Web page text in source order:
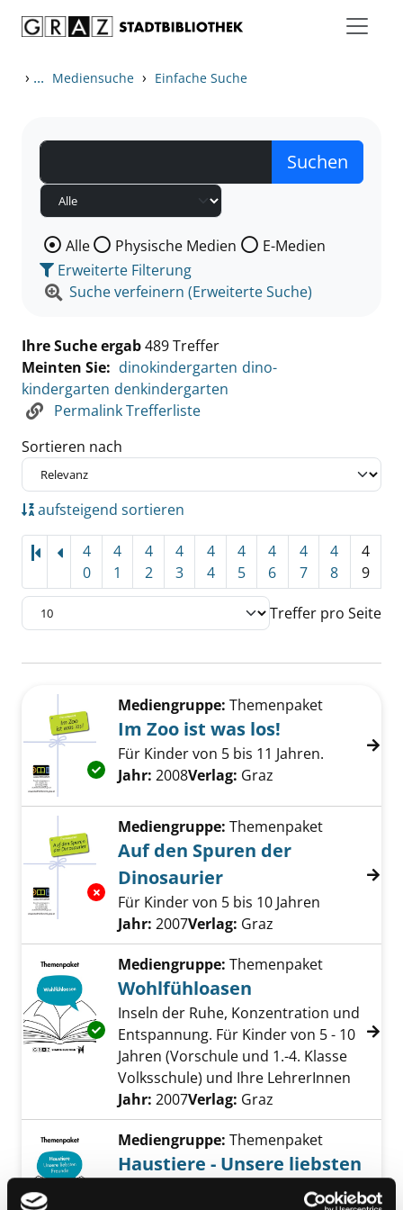
› ... Mediensuche › Einfache Suche
Wählen Sie die Medienart nach der Sie suchen wollen.
Alle Physische Medien
E-Medien
Erweiterte Filterung
Suche verfeinern (Erweiterte Suche)
Ihre Suche ergab489 Treffer
Meinten Sie: dinokindergarten dino-
kindergarten denkindergarten
Permalink Trefferliste
Sortieren nach
aufsteigend sortieren
4
0
4
1
4
2
4
3
4
4
4
5
4
6
4
7
4
8
4
9
Treffer pro Seite
Zu den Suchfiltern springen
Exemplar-Details von Im Zoo ist was los!
Mediengruppe: Themenpaket
Im Zoo ist was los!
Für Kinder von 5 bis 11 Jahren.
Suche nach diesem Verfasser
Jahr: 2008Verlag: Graz
Exemplar-Details von Auf den Spuren der
Mediengruppe: Themenpaket
Auf den Spuren der
Dinosaurier
Für Kinder von 5 bis 10 Jahren
Suche nach diesem Verfasser
Jahr: 2007Verlag: Graz
Exemplar-Details von Wohlfühloasen
Mediengruppe: Themenpaket
Wohlfühloasen
Inseln der Ruhe, Konzentration und
Entspannung. Für Kinder von 5 - 10
Jahren (Vorschule und 1.-4. Klasse
Volksschule) und Ihre LehrerInnen
Suche nach diesem Verfasser
Jahr: 2007Verlag: Graz
Exemplar-Details von Haustiere - Unsere
Mediengruppe: Themenpaket
Haustiere - Unsere liebsten